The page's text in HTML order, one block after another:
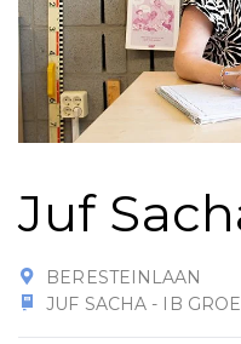
Juf
BERESTEINLAAN
JUF SACHA - IB